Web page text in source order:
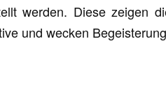
werden. Diese zeigen
und wecken